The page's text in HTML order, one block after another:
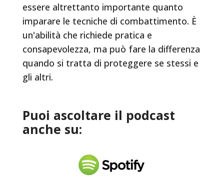
essere altrettanto importante quanto
imparare le tecniche di combattimento. È
un'abilità che richiede pratica e
consapevolezza, ma può fare la differenza
quando si tratta di proteggere se stessi e
gli altri.
Puoi ascoltare il podcast
anche su: